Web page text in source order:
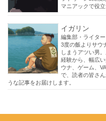
マニアックで役
イガリン
編集部・ライター
3度の飯よりサウ
しまうアツい男
経験から、幅広
ウナ、ゲーム、
で、読者の皆さ
うな記事をお届けします。